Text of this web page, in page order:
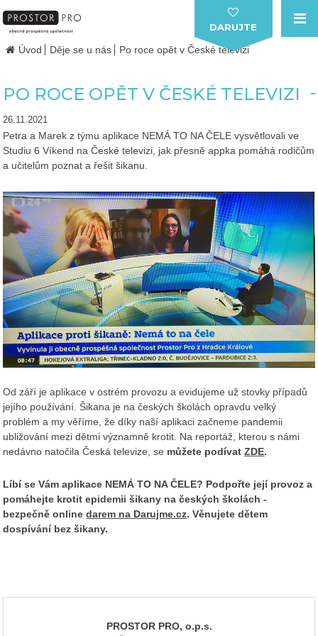
DARUJTE
Úvod
Děje se u nás Po roce opět v České televizi
PO ROCE OPĚT V ČESKÉ TELEVIZI
26.11.2021
Petra a Marek z týmu aplikace NEMÁ TO NA ČELE vysvětlovali ve
Studiu 6 Víkend na České televizi, jak přesně appka pomáhá rodičům
a učitelům poznat a řešit šikanu.
Od září je aplikace v ostrém provozu a evidujeme už stovky případů
jejího používání. Šikana je na českých školách opravdu velký
problém a my věříme, že díky naší aplikaci začneme pandemii
ubližování mezi dětmi významně krotit. Na reportáž, kterou s námi
nedávno natočila Česká televize, se můžete podívatZDE.
Líbí se Vám aplikace NEMÁ TO NA ČELE? Podpořte její provoz a
pomáhejte krotit epidemii šikany na českých školách -
bezpečně onlinedarem na Darujme.cz. Věnujete dětem
dospívání bez šikany.
PROSTOR PRO, o.p.s.